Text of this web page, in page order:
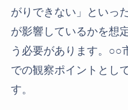
がりできない」といっ
が影響しているかを想
う必要があります。○○
での観察ポイントとし
す。